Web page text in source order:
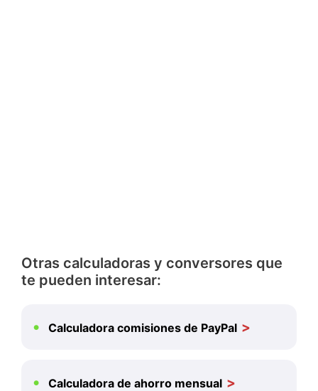
Otras calculadoras y conversores que
te pueden interesar:
Calculadora comisiones de PayPal
Calculadora de ahorro mensual